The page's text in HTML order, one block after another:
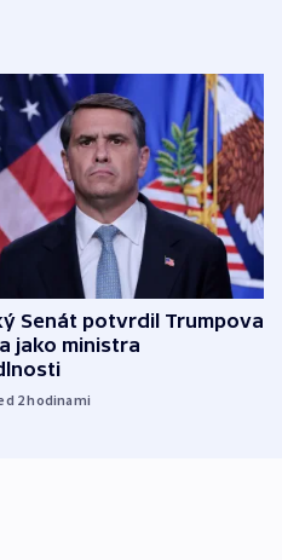
Senát potvrdil Trumpova
jako ministra
2hodinami